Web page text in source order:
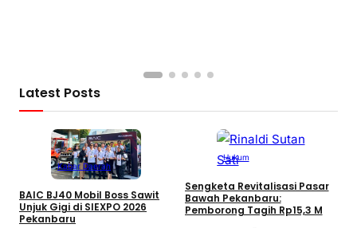
Latest Posts
Kabar Daerah
BAIC BJ40 Mobil Boss Sawit
Unjuk Gigi di SIEXPO 2026
Pekanbaru
Hukum
Sengketa Revitalisasi Pasar
Bawah Pekanbaru:
Pemborong Tagih Rp15,3 M